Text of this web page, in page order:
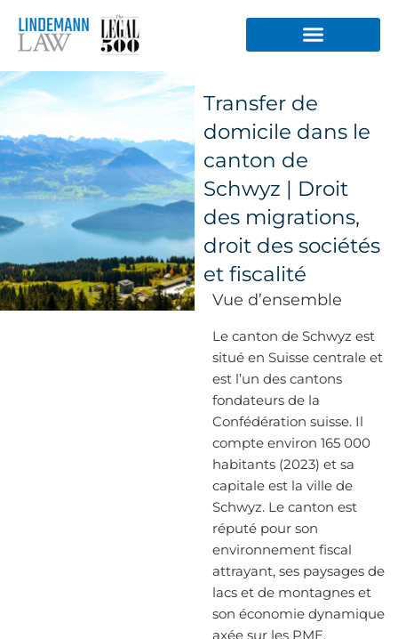
contenu
Transfer de
domicile dans le
canton de
Schwyz | Droit
des migrations,
droit des sociétés
et fiscalité
Vue d’ensemble
Le canton de Schwyz est
situé en Suisse centrale et
est l’un des cantons
fondateurs de la
Confédération suisse. Il
compte environ 165 000
habitants (2023) et sa
capitale est la ville de
Schwyz. Le canton est
réputé pour son
environnement fiscal
attrayant, ses paysages de
lacs et de montagnes et
son économie dynamique
axée sur les PME.